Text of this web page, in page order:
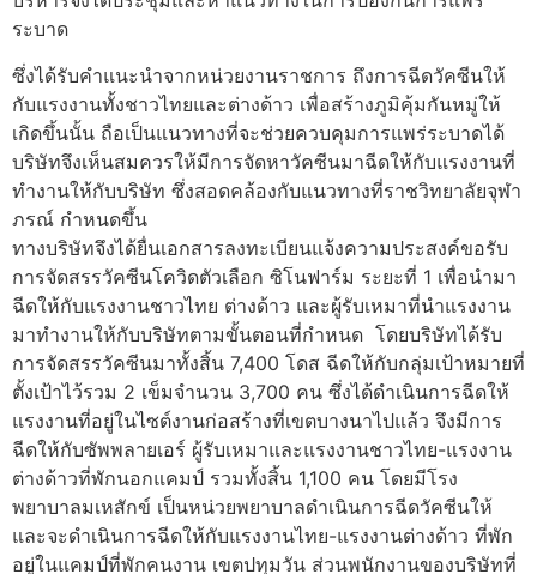
ระบาด
ซึ่งได้รับคำแนะนำจากหน่วยงานราชการ ถึงการฉีดวัคซีนให้
กับแรงงานทั้งชาวไทยและต่างด้าว เพื่อสร้างภูมิคุ้มกันหมู่ให้
เกิดขึ้นนั้น ถือเป็นแนวทางที่จะช่วยควบคุมการแพร่ระบาดได้
บริษัทจึงเห็นสมควรให้มีการจัดหาวัคซีนมาฉีดให้กับแรงงานที่
ทำงานให้กับบริษัท ซึ่งสอดคล้องกับแนวทางที่ราชวิทยาลัยจุฬา
ภรณ์ กำหนดขึ้น
ทางบริษัทจึงได้ยื่นเอกสารลงทะเบียนแจ้งความประสงค์ขอรับ
การจัดสรรวัคซีนโควิดตัวเลือก ซิโนฟาร์ม ระยะที่ 1 เพื่อนำมา
ฉีดให้กับแรงงานชาวไทย ต่างด้าว และผู้รับเหมาที่นำแรงงาน
มาทำงานให้กับบริษัทตามขั้นตอนที่กำหนด โดยบริษัทได้รับ
การจัดสรรวัคซีนมาทั้งสิ้น 7,400 โดส ฉีดให้กับกลุ่มเป้าหมายที่
ตั้งเป้าไว้รวม 2 เข็มจำนวน 3,700 คน ซึ่งได้ดำเนินการฉีดให้
แรงงานที่อยู่ในไซต์งานก่อสร้างที่เขตบางนาไปแล้ว จึงมีการ
ฉีดให้กับซัพพลายเอร์ ผู้รับเหมาและแรงงานชาวไทย-แรงงาน
ต่างด้าวที่พักนอกแคมป์ รวมทั้งสิ้น 1,100 คน โดยมีโรง
พยาบาลมเหสักข์ เป็นหน่วยพยาบาลดำเนินการฉีดวัคซีนให้
และจะดำเนินการฉีดให้กับแรงงานไทย-แรงงานต่างด้าว ที่พัก
อยู่ในแคมป์ที่พักคนงาน เขตปทุมวัน ส่วนพนักงานของบริษัทที่